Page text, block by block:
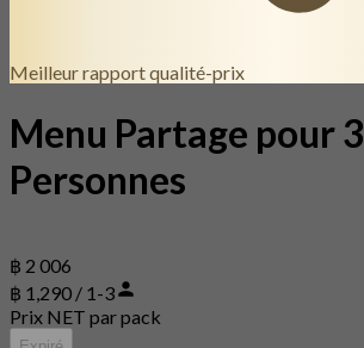
Meilleur rapport qualité-prix
Menu Partage pour 3
Personnes
฿ 2 006
฿ 1,290 / 1-3
Prix NET par pack